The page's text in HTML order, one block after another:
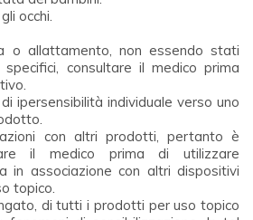
occhi.
o allattamento, non essendo stati
consultare il medico prima
ipersensibilità individuale verso uno
con altri prodotti, pertanto è
il medico prima di utilizzare
in associazione con altri dispositivi
topico.
di tutti i prodotti per uso topico